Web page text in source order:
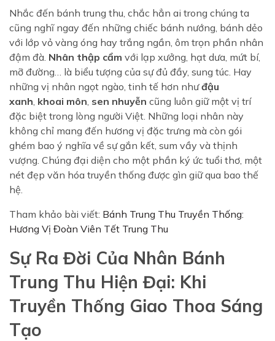
Nhắc đến bánh trung thu, chắc hẳn ai trong chúng ta
cũng nghĩ ngay đến những chiếc bánh nướng, bánh dẻo
với lớp vỏ vàng óng hay trắng ngần, ôm trọn phần nhân
đậm đà. Nhân thập cẩm với lạp xưởng, hạt dưa, mứt bí,
mỡ đường… là biểu tượng của sự đủ đầy, sung túc. Hay
những vị nhân ngọt ngào, tinh tế hơn nhưđậu
xanh, khoai môn, sen nhuyễn cũng luôn giữ một vị trí
đặc biệt trong lòng người Việt. Những loại nhân này
không chỉ mang đến hương vị đặc trưng mà còn gói
ghém bao ý nghĩa về sự gắn kết, sum vầy và thịnh
vượng. Chúng đại diện cho một phần ký ức tuổi thơ, một
nét đẹp văn hóa truyền thống được gìn giữ qua bao thế
hệ.
Tham khảo bài viết: Bánh Trung Thu Truyền Thống:
Hương Vị Đoàn Viên Tết Trung Thu
Sự Ra Đời Của Nhân Bánh
Trung Thu Hiện Đại: Khi
Truyền Thống Giao Thoa Sáng
Tạo